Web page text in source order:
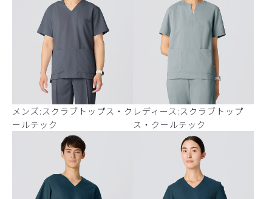
メンズ:スクラブトップス・ク
ールテック
レディース:スクラブトップ
ス・クールテック